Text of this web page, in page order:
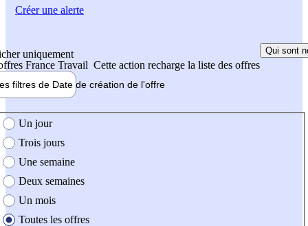
uniquement
France Travail Cette action recharge la liste des offres
Qui sont
filtres de Date de création de l'offre
création de l'offre
Un jour
Trois jours
Une semaine
Deux semaines
Un mois
Toutes les offres
Créer une alerte